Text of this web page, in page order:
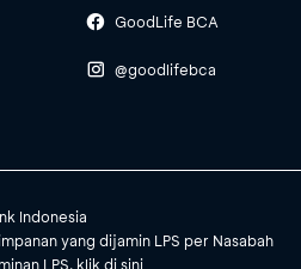
GoodLife BCA
@goodlifebca
Indonesia
yang dijamin LPS per Nasabah
LPS, klik di sini